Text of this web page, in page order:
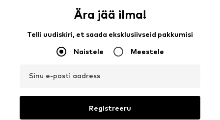
Ära jää ilma!
Telli uudiskiri, et saada eksklusiivseid pakkumisi
Naistele Meestele
Sinu e-posti aadress
Registreeru